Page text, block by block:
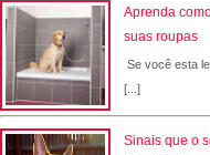
Aprenda
suas roupas
Se você esta
[...]
Sinais que o